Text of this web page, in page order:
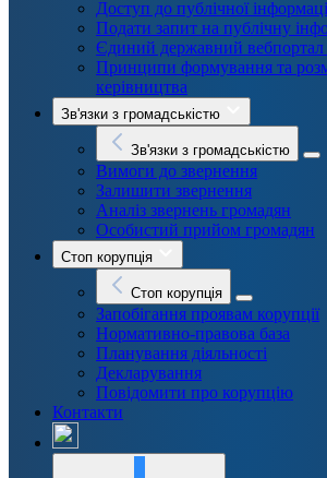
Доступ до публічної
Подати запит на публічну
Єдиний державний вебпортал
Принципи формування та
керівництва
Зв'язки з громадськістю
Зв'язки з громадськістю
Вимоги до звернення
Залишити звернення
Аналіз звернень громадян
Особистий прийом громадян
Стоп корупція
Стоп корупція
Запобігання проявам корупції
Нормативно-правова база
Планування діяльності
Декларування
Повідомити про корупцію
Контакти